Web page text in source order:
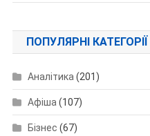
ПОПУЛЯРНІ КАТЕГОРІЇ
Аналітика (201)
Афіша (107)
Бізнес (67)